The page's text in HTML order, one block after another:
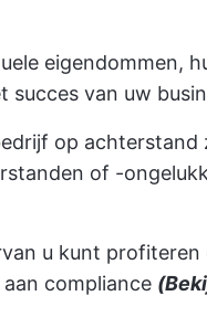
eigendommen,
succes van uw
op
of -
u kunt
compliance